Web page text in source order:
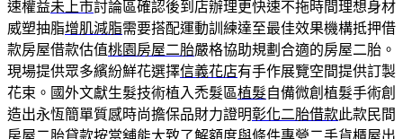
速權益未上市討論區確認後到店辦理更快速不拖時間理想身材
威塑抽脂增肌減脂需要搭配運動訓練達至最佳效果機構抵押借
款房屋借款估值桃園房屋二胎嚴格協助規劃合適的房屋二胎。
現場提供眾多繽紛鮮花選擇信義花店有手作展覽空間提供訂製
花束。國外文獻生髮技術植入禿髮區植髮自備微創植髮手術創
造出永恆簡單質感時尚擔保品財力證明彰化二胎借款此款民間
房屋二胎貸款按當舖能大致了解額度與條件專營二手貨櫃屋出